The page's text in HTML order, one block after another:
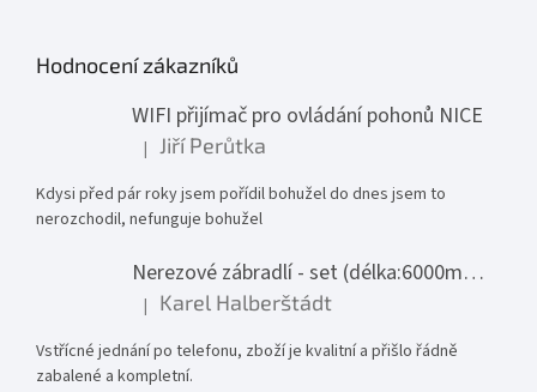
Hodnocení zákazníků
WIFI přijímač pro ovládání pohonů NICE
Hodnocení produktu je 1 z 5 hvězdiček.
| Jiří Perůtka
Kdysi před pár roky jsem pořídil bohužel do dnes jsem to
nerozchodil, nefunguje bohužel
Nerezové zábradlí - set (délka:6000mm x výška:1000mm)
Hodnocení produktu je 5 z 5 hvězdiček.
| Karel Halberštádt
Vstřícné jednání po telefonu, zboží je kvalitní a přišlo řádně
zabalené a kompletní.